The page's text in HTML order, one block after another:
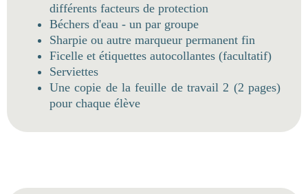
différents facteurs de protection
Béchers d'eau - un par groupe
Sharpie ou autre marqueur permanent fin
Ficelle et étiquettes autocollantes (facultatif)
Serviettes
Une copie de la feuille de travail 2 (2 pages)
pour chaque élève